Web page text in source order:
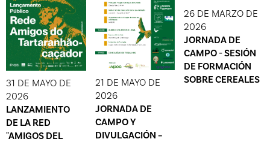
31 DE MAYO DE
2026
LANZAMIENTO
DE LA RED
"AMIGOS DEL
21 DE MAYO DE
2026
JORNADA DE
CAMPO Y
DIVULGACIÓN –
26 DE MARZO DE
2026
JORNADA DE
CAMPO - SESIÓN
DE FORMACIÓN
SOBRE CEREALES